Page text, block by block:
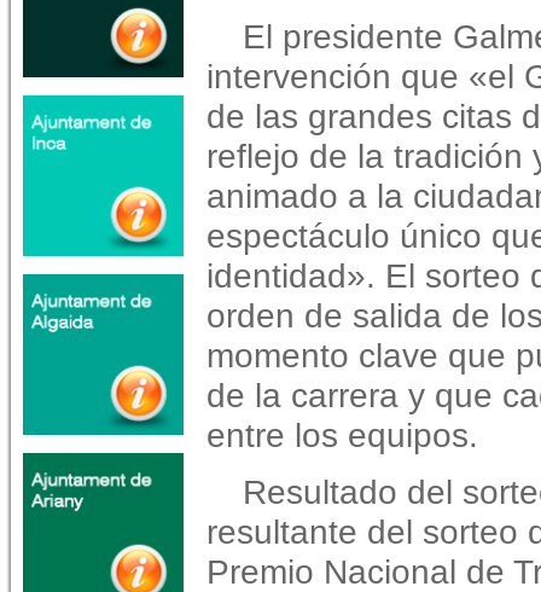
El presidente
intervención que «el
de las grandes citas
reflejo de la tradición
animado a la
espectáculo único
identidad». El sorteo
orden de salida de
momento clave que
de la carrera y que
entre los equipos.
Resultado del
resultante del sorteo
Premio Nacional de